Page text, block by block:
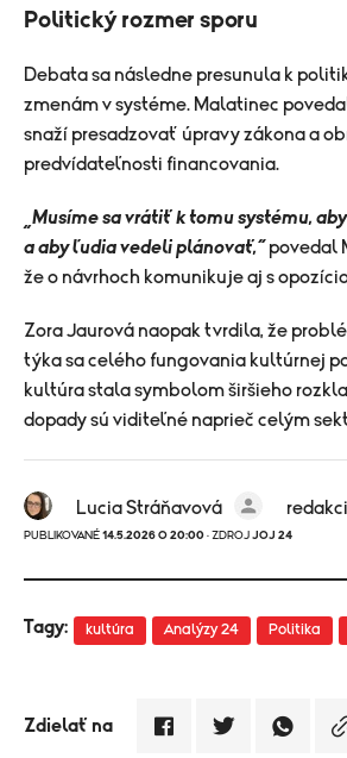
Politický rozmer sporu
Debata sa následne presunula k
zmenám v systéme. Malatinec
snaží presadzovať úpravy zákona a
predvídateľnosti financovania.
„Musíme sa vrátiť k tomu systému,
a aby ľudia vedeli plánovať,“ povedal
že o návrhoch komunikuje aj s
Zora Jaurová naopak tvrdila, že
týka sa celého fungovania kultúrnej
kultúra stala symbolom širšieho
dopady sú viditeľné naprieč celým
Lucia Stráňavová
PUBLIKOVANÉ 14.5.2026 O 20:00 · ZDROJ JOJ 24
Tagy: kultúra Analýzy 24 Politika
Zdielať na